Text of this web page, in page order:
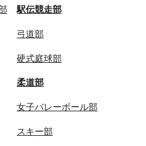
駅伝競走部
弓道部
硬式庭球部
柔道部
女子バレーボール部
スキー部